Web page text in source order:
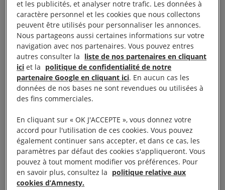
19h30-21h
Antoinette Chahine est arrêtée au Liban en 1994.
Condamnée à mort et torturée durant 5 ans, elle est
finalement libérée en 1999 grâce à l’action de
nombreuses associations, notamment Amnesty
International et l’ACAT. Dans cette conférence,
et les publicités, et analyser notre trafic. Les données à
caractère personnel et les cookies que nous collectons
peuvent être utilisés pour personnaliser les annonces.
Nous partageons aussi certaines informations sur votre
navigation avec nos partenaires. Vous pouvez entres
autres consulter la liste de nos partenaires en cliquant
ici et la politique de confidentialité de notre
partenaire Google en cliquant ici. En aucun cas les
données de nos bases ne sont revendues ou utilisées à
des fins commerciales.
En cliquant sur « OK J'ACCEPTE », vous donnez votre
accord pour l'utilisation de ces cookies. Vous pouvez
également continuer sans accepter, et dans ce cas, les
paramètres par défaut des cookies s'appliqueront. Vous
pouvez à tout moment modifier vos préférences. Pour
en savoir plus, consultez la politique relative aux
cookies d’Amnesty.